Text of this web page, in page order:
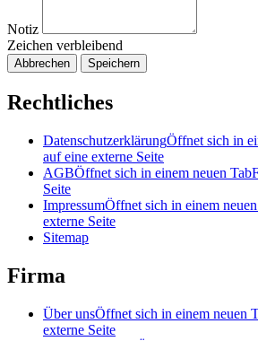
Notiz
Zeichen verbleibend
Abbrechen Speichern
Rechtliches
DatenschutzerklärungÖffnet sich in
auf eine externe Seite
AGBÖffnet sich in einem neuen Tab
Seite
ImpressumÖffnet sich in einem
externe Seite
Sitemap
Firma
Über unsÖffnet sich in einem neuen
externe Seite